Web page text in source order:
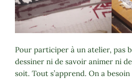
Pour participer à un atelier, pas
dessiner ni de savoir animer ni
soit. Tout s’apprend. On a besoin